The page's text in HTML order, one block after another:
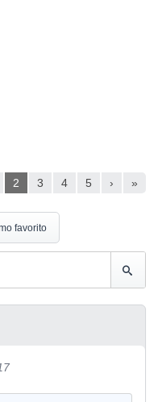
2 3 4 5 › »
favorito